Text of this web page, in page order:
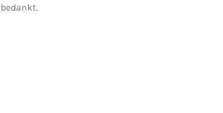
bedankt.